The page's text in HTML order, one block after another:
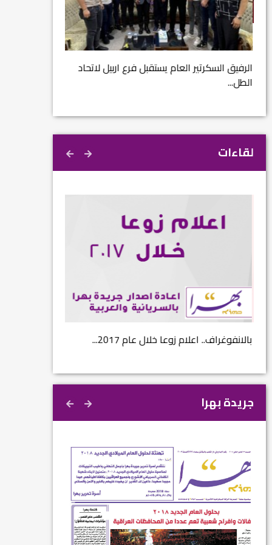
الرفيق السكرتير العام يستقبل فرع اربيل لاتحاد
الطل...
لقاءات
بالانفوغراف.. اعلام زوعا خلال عام 2017...
جريدة بهرا